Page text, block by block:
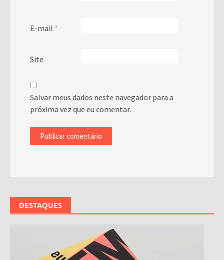
E-mail *
Site
Salvar meus dados neste navegador para a
próxima vez que eu comentar.
DESTAQUES